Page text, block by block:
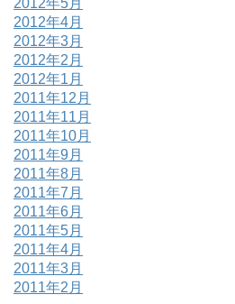
2012年5月
2012年4月
2012年3月
2012年2月
2012年1月
2011年12月
2011年11月
2011年10月
2011年9月
2011年8月
2011年7月
2011年6月
2011年5月
2011年4月
2011年3月
2011年2月